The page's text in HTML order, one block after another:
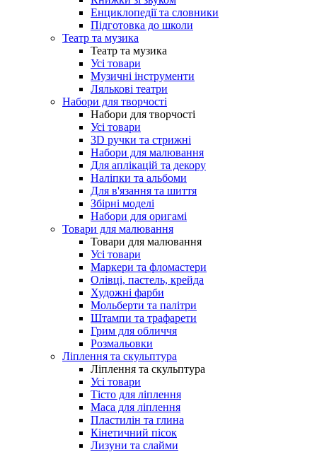
Енциклопедії та словники
Підготовка до школи
Театр та музика
Театр та музика
Усі товари
Музичні інструменти
Лялькові театри
Набори для творчості
Набори для творчості
Усі товари
3D ручки та стрижні
Набори для малювання
Для аплікацій та декору
Наліпки та альбоми
Для в'язання та шиття
Збірні моделі
Набори для оригамі
Товари для малювання
Товари для малювання
Усі товари
Маркери та фломастери
Олівці, пастель, крейда
Художні фарби
Мольберти та палітри
Штампи та трафарети
Грим для обличчя
Розмальовки
Ліплення та скульптура
Ліплення та скульптура
Усі товари
Тісто для ліплення
Маса для ліплення
Пластилін та глина
Кінетичний пісок
Лизуни та слайми